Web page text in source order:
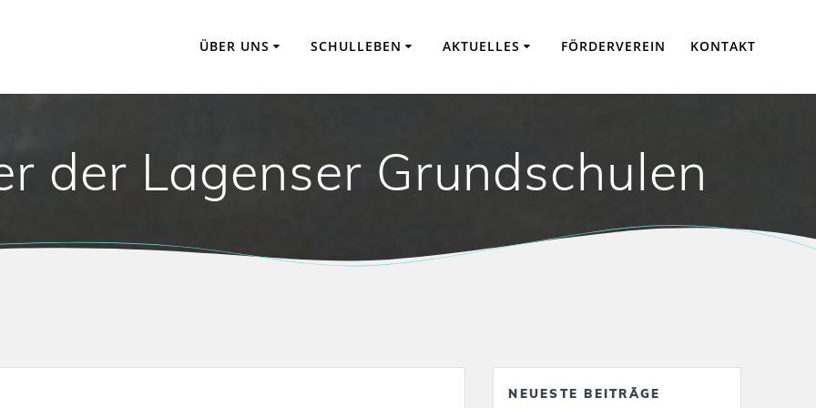
ÜBER UNS SCHULLEBEN AKTUELLES FÖRDERVEREIN KONTAKT
der Lagenser Grundschulen
NEUESTE BEITRÄGE